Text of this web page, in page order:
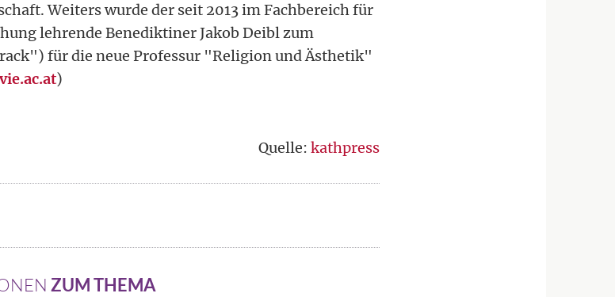
Weiters wurde der seit 2013 im Fachbereich für
lehrende Benediktiner Jakob Deibl zum
für die neue Professur "Religion und Ästhetik"
)
Quelle: kathpress
ZUM THEMA